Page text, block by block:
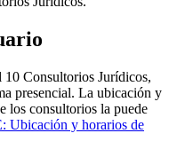
Consultorios Jurídicos,
presencial. La ubicación y
los consultorios la puede
Ubicación y horarios de